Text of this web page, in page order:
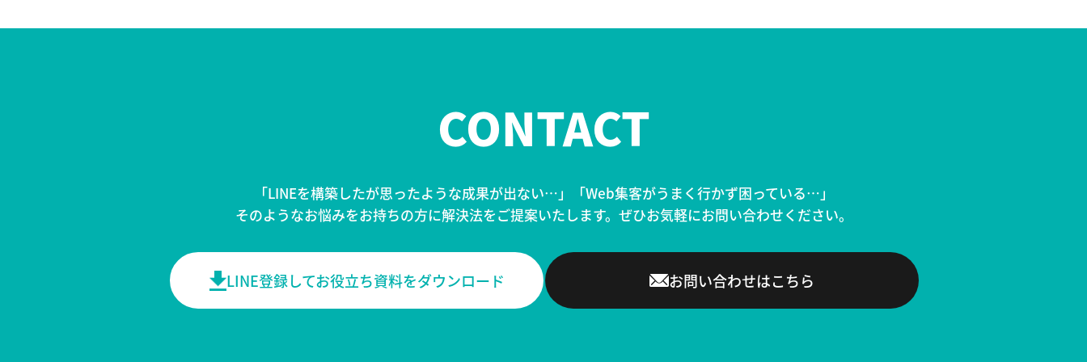
CONTACT
「LINEを構築したが思ったような成果が出ない…」
「Web集客がうまく行かず困っている…」
そのようなお悩みをお持ちの方に解決法をご提案いたします。 ぜひお気軽にお問い合わせください。
LINE登録してお役立ち資料をダウンロード お問い合わせはこちら